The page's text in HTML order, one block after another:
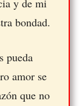
y de mi
bondad.
pueda
amor se
que no